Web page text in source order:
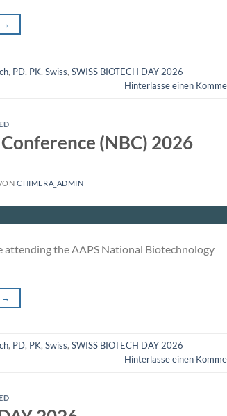
→
, PD, PK, Swiss, SWISS BIOTECH DAY 2026
Hinterlasse einen
(NBC) 2026
CHIMERA_ADMIN
attending the AAPS National Biotechnology
→
, PD, PK, Swiss, SWISS BIOTECH DAY 2026
Hinterlasse einen